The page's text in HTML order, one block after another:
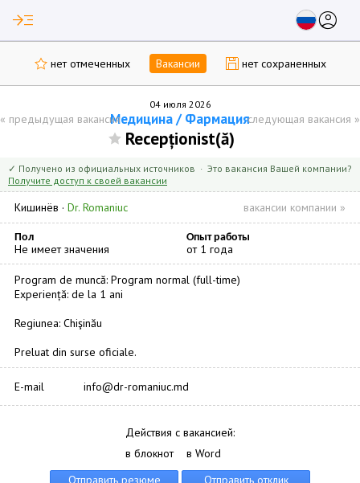
read_more account_circle
нет отмеченных Вакансии нет сохраненных
04 июля 2026
« предыдущая вакансияМедицина / Фармацияследующая вакансия »
Recepționist(ă)
✓ Получено из официальных источников · Это вакансия Вашей компании?
Получите доступ к своей вакансии
Кишинёв · Dr. Romaniuc вакансии компании »
Пол Опыт работы
Не имеет значения от 1 года
Program de muncă: Program normal (full-time)
Experiență: de la 1 ani
Regiunea: Chişinău
Preluat din surse oficiale.
E-mail info@dr-romaniuc.md
Действия с вакансией:
в блокнот
в Word